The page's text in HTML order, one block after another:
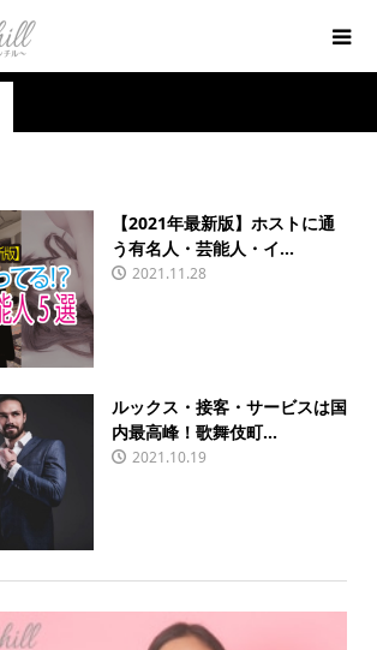
【2021年最新版】ホストに通
う有名人・芸能人・イ...
2021.11.28
ルックス・接客・サービスは国
内最高峰！歌舞伎町...
2021.10.19